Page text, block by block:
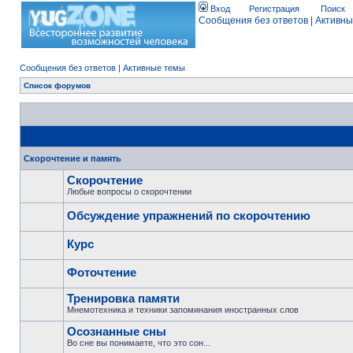
Вход Регистрация Поиск
Сообщения без ответов
Сообщения без ответов | Активные темы
Список форумов
Скорочтение и память
Скорочтение
Любые вопросы о скорочтении
Обсуждение упражнений по скорочтению
Курс
Фоточтение
Тренировка памяти
Мнемотехника и техники запоминания иностранных слов
Осознанные сны
Во сне вы понимаете, что это сон...